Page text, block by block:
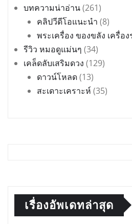
บทความน่าอ่าน(261)
คลิปวีดีโอแนะนำ (8)
พระเครื่อง ของขลัง เครื่อ
รีวิว หมอดูแม่นๆ (34)
เคล็ดลับเสริมดวง (129)
ดาวน์โหลด(13)
สะเดาะเคราะห์ (35)
เรื่องอัพเดทล่าสุด